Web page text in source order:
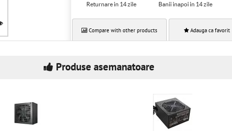
Returnare in 14 zile Banii inapoi in 14 zile
Compare with other products Adauga ca favorit
Produse asemanatoare